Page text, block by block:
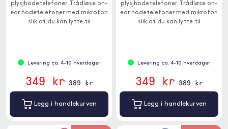
plysjhodetelefoner. Trådløse on-
ear hodetelefoner med mikrofon
slik at du kan lytte til
Levering ca. 4-10 hverdager
349 kr 389 kr
Legg i handlekurven
plysjhodetelefoner. Trådløse on-
ear hodetelefoner med mikrofon
slik at du kan lytte til
Levering ca. 4-10 hverdager
349 kr 389 kr
Legg i handlekurven